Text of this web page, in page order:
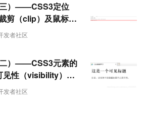
发者社区
）——CSS3定位
剪（clip）及鼠标样
关设置
发者社区
）——CSS3元素的
性（visibility）与
的相关设置